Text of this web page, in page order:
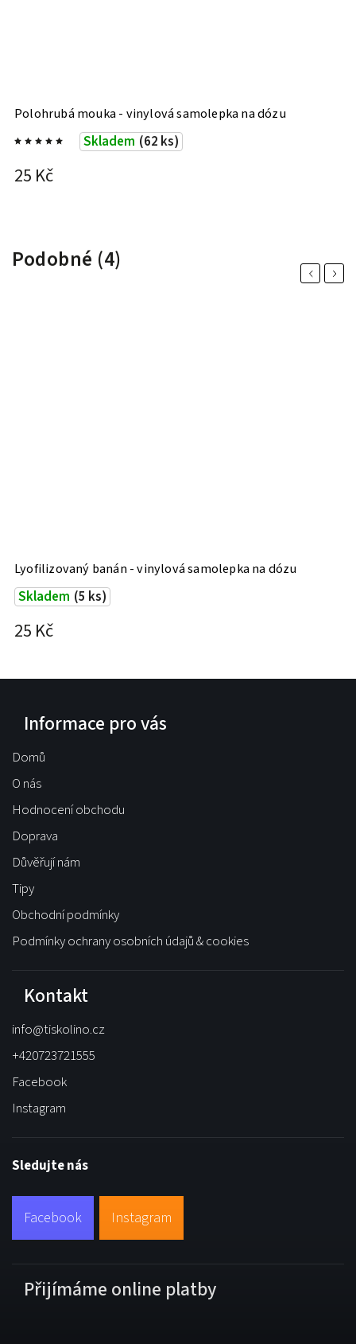
Polohrubá mouka - vinylová samolepka na dózu
Skladem (62 ks)
25 Kč
Podobné (4) Previous
Lyofilizovaný banán - vinylová samolepka na dózu
Skladem (5 ks)
25 Kč
Next
Informace pro vás
Domů
O nás
Hodnocení obchodu
Doprava
Důvěřují nám
Tipy
Obchodní podmínky
Podmínky ochrany osobních údajů & cookies
Kontakt
info@tiskolino.cz
+420723721555
Facebook
Instagram
Sledujte nás
Facebook Instagram
Přijímáme online platby